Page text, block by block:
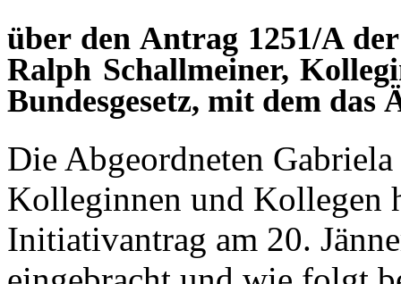
über den Antrag 1251/A
Ralph Schallmeiner,
Bundesgesetz, mit dem das
Die Abgeordneten Gabriela
Kolleginnen und Kollegen
Initiativantrag am 20.